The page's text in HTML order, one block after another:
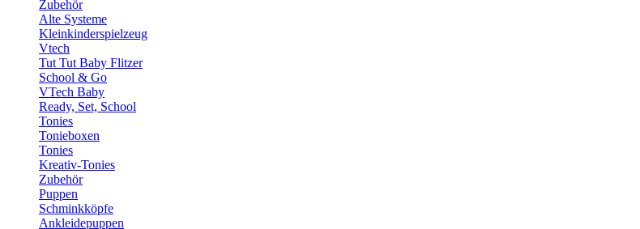
Zubehör
Alte Systeme
Kleinkinderspielzeug
Vtech
Tut Tut Baby Flitzer
School & Go
VTech Baby
Ready, Set, School
Tonies
Tonieboxen
Tonies
Kreativ-Tonies
Zubehör
Puppen
Schminkköpfe
Ankleidepuppen